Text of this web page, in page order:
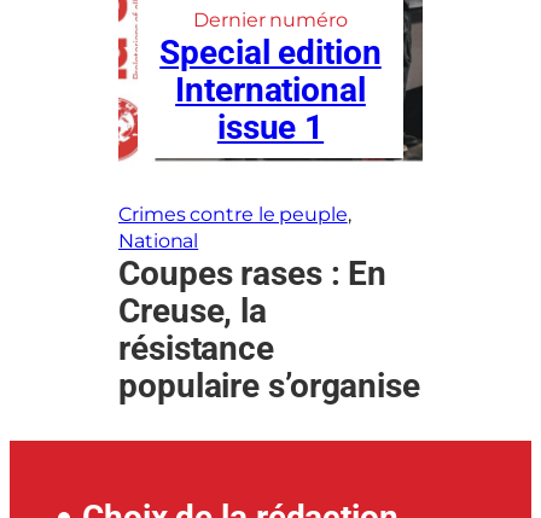
Dernier numéro
Special edition
International
issue 1
Crimes contre le peuple,
National
Coupes rases : En
Creuse, la
résistance
populaire s’organise